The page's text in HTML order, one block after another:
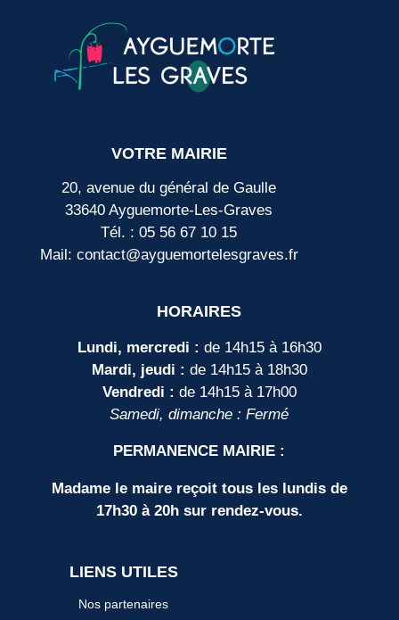
VOTRE MAIRIE
20, avenue du général de Gaulle
33640 Ayguemorte-Les-Graves
Tél. : 05 56 67 10 15
Mail: contact@ayguemortelesgraves.fr
HORAIRES
Lundi, mercredi : de 14h15 à 16h30
Mardi, jeudi : de 14h15 à 18h30
Vendredi : de 14h15 à 17h00
Samedi, dimanche : Fermé
PERMANENCE MAIRIE :
Madame le maire reçoit tous les lundis de
17h30 à 20h sur rendez-vous.
LIENS UTILES
Nos partenaires